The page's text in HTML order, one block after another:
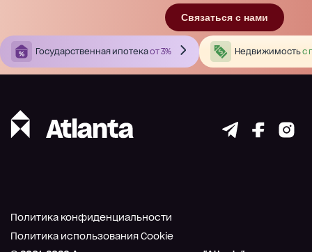
Связаться с нами
Государственная ипотекаот 3% Недвижимостьс
Политика конфиденциальности
Политика использования Cookie